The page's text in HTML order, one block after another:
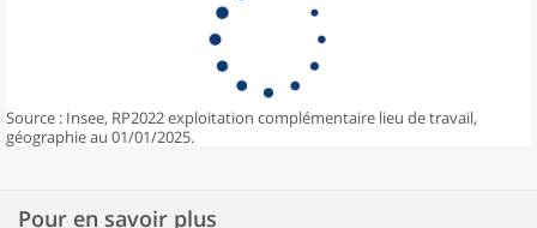
Source : Insee, RP2022 exploitation complémentaire lieu de travail,
géographie au 01/01/2025.
Pour en savoir plus